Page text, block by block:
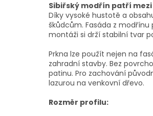
Sibiřský modřín patří
Díky vysoké hustotě a
škůdcům. Fasáda z
montáži si drží stabilní tvar
Prkna lze použít nejen na
zahradní stavby. Bez
patinu. Pro zachování
lazurou na venkovní dřevo.
Rozměr profilu: